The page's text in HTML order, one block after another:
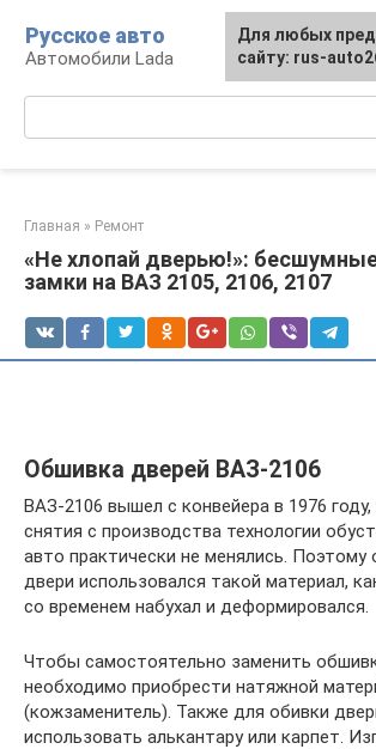
контенту
Русское авто
Автомобили Lada
Главная » Ремонт
«Не хлопай дверью!»:
замки на ВАЗ 2105, 2106, 2107
Обшивка дверей ВАЗ-2106
ВАЗ-2106 вышел с конвейера в 1976
снятия с производства технологии
авто практически не менялись. Поэтому
двери использовался такой материал,
со временем набухал и деформировался.
Чтобы самостоятельно заменить
необходимо приобрести натяжной
(кожзаменитель). Также для обивки
использовать алькантару или карпет.
Для любых
сайту: rus-